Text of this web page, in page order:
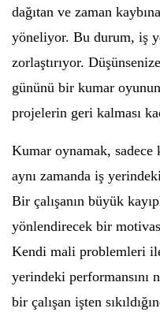
dağıtan ve zaman
yöneliyor. Bu durum, iş
zorlaştırıyor.
gününü bir kumar
projelerin geri kalması
Kumar oynamak,
aynı zamanda iş
Bir çalışanın büyük
yönlendirecek bir
Kendi mali problemleri
yerindeki performansını
bir çalışan işten